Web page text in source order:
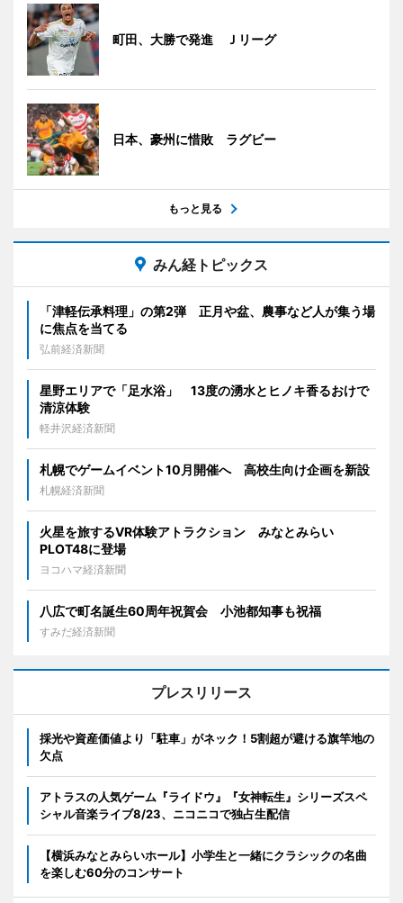
町田、大勝で発進 Ｊリーグ
日本、豪州に惜敗 ラグビー
もっと見る
みん経トピックス
「津軽伝承料理」の第2弾 正月や盆、農事など人が集う場
に焦点を当てる
弘前経済新聞
星野エリアで「足水浴」 13度の湧水とヒノキ香るおけで
清涼体験
軽井沢経済新聞
札幌でゲームイベント10月開催へ 高校生向け企画を新設
札幌経済新聞
火星を旅するVR体験アトラクション みなとみらい
PLOT48に登場
ヨコハマ経済新聞
八広で町名誕生60周年祝賀会 小池都知事も祝福
すみだ経済新聞
プレスリリース
採光や資産価値より「駐車」がネック！5割超が避ける旗竿地の
欠点
アトラスの人気ゲーム『ライドウ』『女神転生』シリーズスペ
シャル音楽ライブ8/23、ニコニコで独占生配信
【横浜みなとみらいホール】小学生と一緒にクラシックの名曲
を楽しむ60分のコンサート